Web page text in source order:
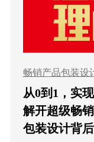
畅销产品包装设
从0到1，实
解开超级畅
包装设计背